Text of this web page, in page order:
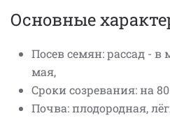
Основные
Посев семян: рассад - в
мая,
Сроки созревания: на
Почва: плодородная,